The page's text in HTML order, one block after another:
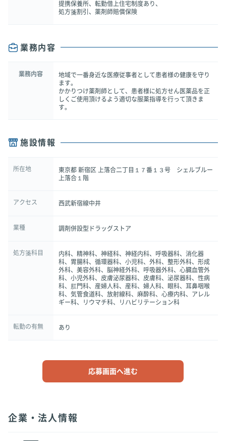
提携保養所、転勤借上住宅制度あり、
処方箋割引、薬剤師賠償保険
業務内容
業務内容
地域で一番身近な医療従事者として患者様の健康を守り
ます。
かかりつけ薬剤師として、患者様に処方せん医薬品を正
しくご使用頂けるよう適切な服薬指導を行って頂きま
す。
施設情報
所在地
東京都 新宿区 上落合二丁目１７番１３号 シェルブルー
上落合１階
アクセス 西武新宿線中井
業種 調剤併設型ドラッグストア
処方箋科目
内科、精神科、神経科、神経内科、呼吸器科、消化器
科、胃腸科、循環器科、小児科、外科、整形外科、形成
外科、美容外科、脳神経外科、呼吸器外科、心臓血管外
科、小児外科、皮膚泌尿器科、皮膚科、泌尿器科、性病
科、肛門科、産婦人科、産科、婦人科、眼科、耳鼻咽喉
科、気管食道科、放射線科、麻酔科、心療内科、アレル
ギー科、リウマチ科、リハビリテーション科
転勤の有無 あり
応募画面へ進む
企業・法人情報